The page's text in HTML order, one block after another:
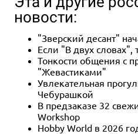
новости:
"Зверский десант"
Если "В двух словах",
Тонкости общения с
"Жевастиками"
Увлекательная
Чебурашкой
В предзаказе 32
Workshop
Hobby World в 2026